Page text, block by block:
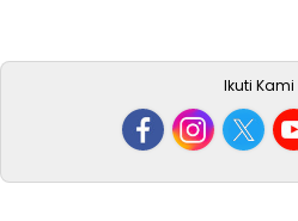
Ikuti Kami